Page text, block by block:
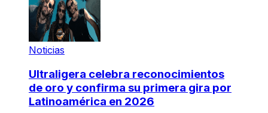
Noticias
Ultraligera celebra reconocimientos
de oro y confirma su primera gira por
Latinoamérica en 2026